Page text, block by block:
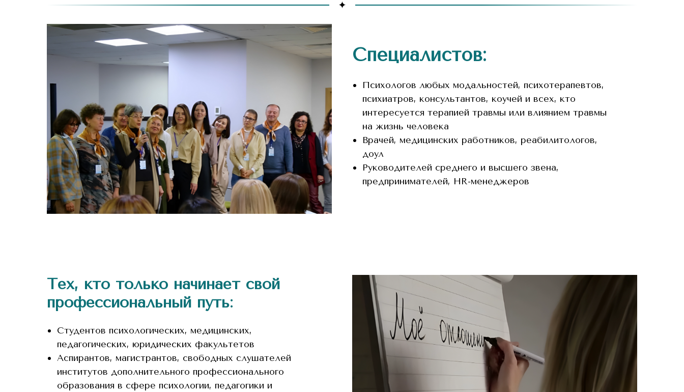
Специалистов:
Психологов любых модальностей, психотерапевтов,
психиатров, консультантов, коучей и всех, кто
интересуется терапией травмы или влиянием травмы
на жизнь человека
Врачей, медицинских работников, реабилитологов,
доул
Руководителей среднего и высшего звена,
предпринимателей, HR-менеджеров
Тех, кто только начинает свой
профессиональный путь:
Студентов психологических, медицинских,
педагогических, юридических факультетов
Аспирантов, магистрантов, свободных слушателей
институтов дополнительного профессионального
образования в сфере психологии, педагогики и